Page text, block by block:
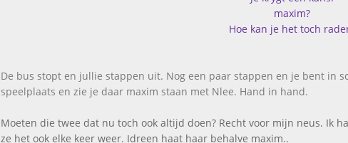
maxim?
Hoe kan je het toch
De bus stopt en jullie stappen uit. Nog een paar stappen en je bent in
speelplaats en zie je daar maxim staan met Nlee. Hand in hand.
Moeten die twee dat nu toch ook altijd doen? Recht voor mijn neus. Ik
ze het ook elke keer weer. Idreen haat haar behalve maxim..